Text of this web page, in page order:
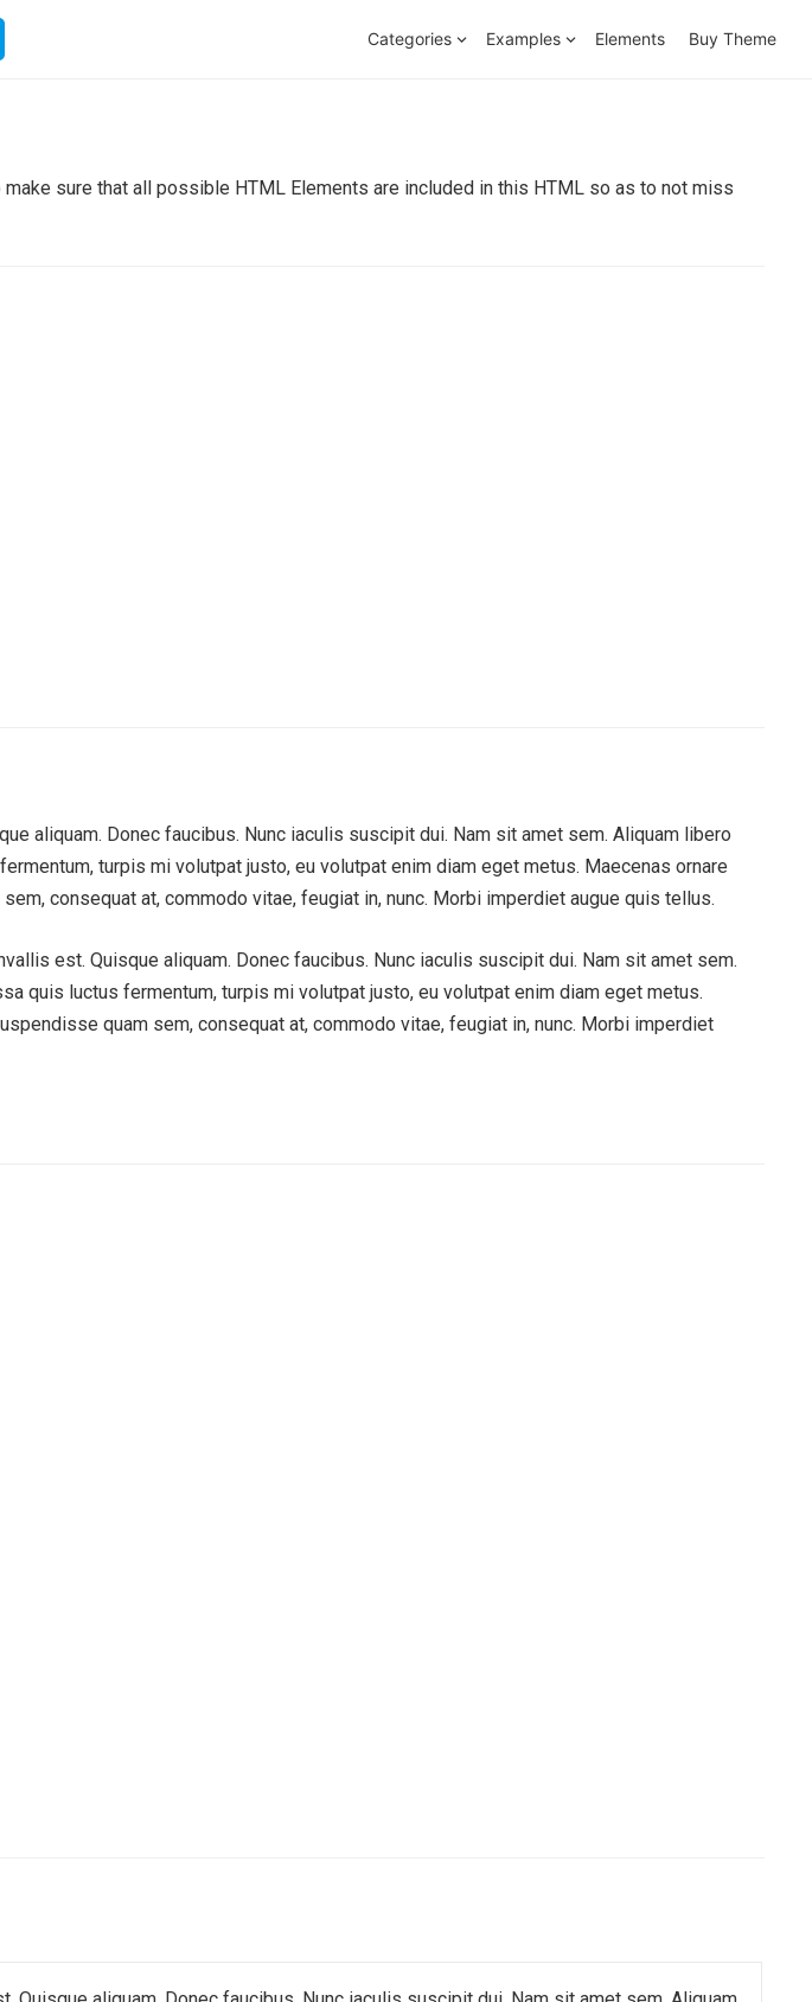
Categories Examples Elements Buy Theme
sure that all possible HTML Elements are included in this HTML so as to not miss
aliquam. Donec faucibus. Nunc iaculis suscipit dui. Nam sit amet sem. Aliquam libero
turpis mi volutpat justo, eu volutpat enim diam eget metus. Maecenas ornare
consequat at, commodo vitae, feugiat in, nunc. Morbi imperdiet augue quis tellus.
est. Quisque aliquam. Donec faucibus. Nunc iaculis suscipit dui. Nam sit amet sem.
quis luctus fermentum, turpis mi volutpat justo, eu volutpat enim diam eget metus.
quam sem, consequat at, commodo vitae, feugiat in, nunc. Morbi imperdiet